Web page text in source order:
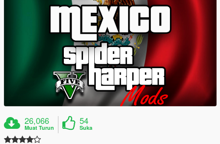
26,066
Muat Turun
54
Suka